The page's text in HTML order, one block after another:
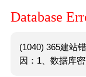
Database
(1040) 365建站
因：1、数据库